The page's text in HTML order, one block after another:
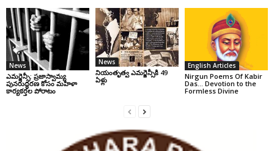
News
ఎమర్జెన్సీ: ప్రజాస్వామ్య
పునరుద్ధరణ కోసం మహిళా
కార్యకర్తల పోరాటం
News
నియంతృత్వ ఎమర్జెన్సీకి 49
ఏళ్లు
English Articles
Nirgun Poems Of Kabir
Das… Devotion to the
Formless Divine